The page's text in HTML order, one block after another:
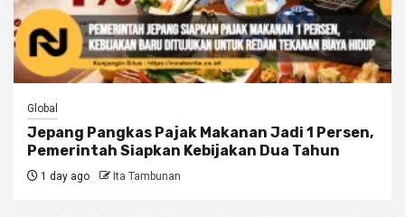
Global
Jepang Pangkas Pajak Makanan Jadi 1 Persen,
Pemerintah Siapkan Kebijakan Dua Tahun
1 day ago Ita Tambunan